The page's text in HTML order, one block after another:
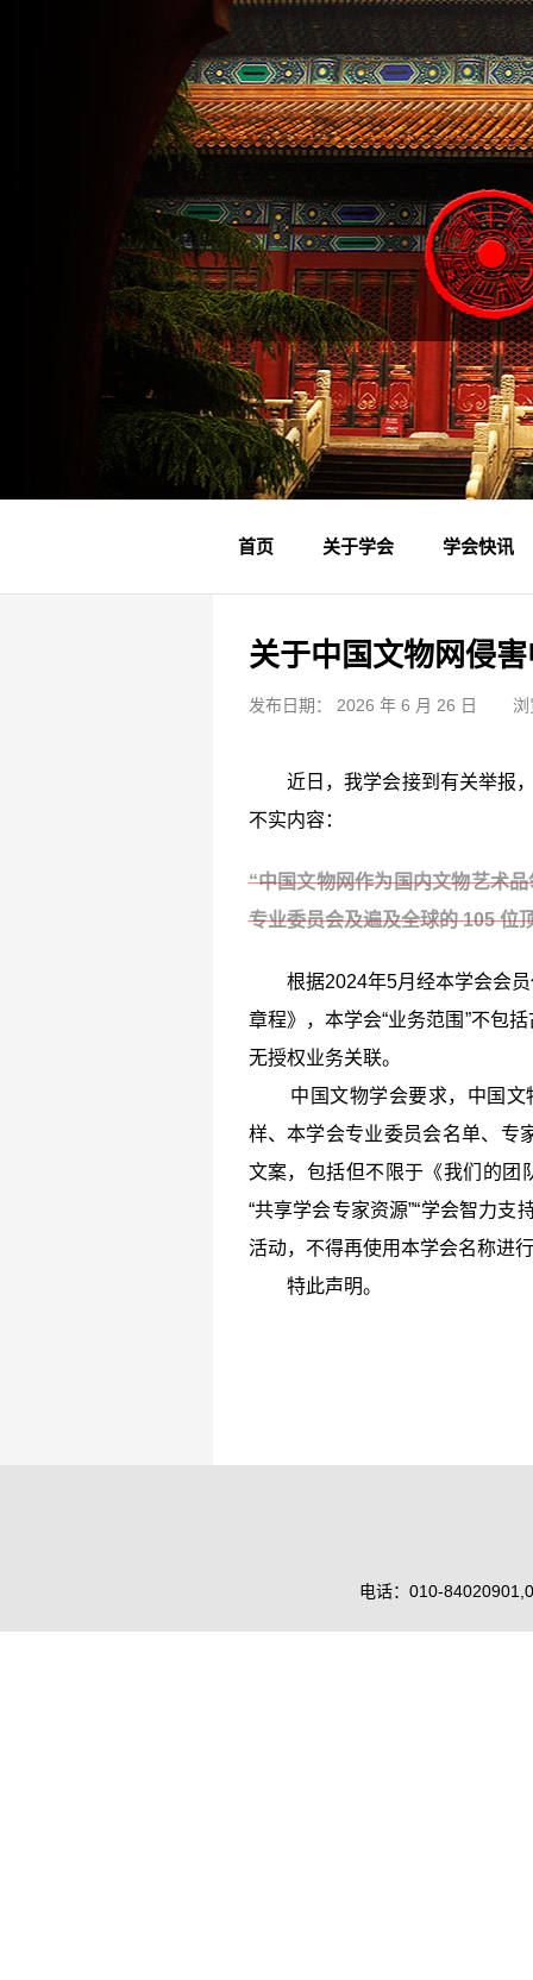
首页 关于学会
学会简介
章程制度
领导成员
理事名单
专家委员会
学术专家
学会会标
学会年鉴
学会快讯
学会动态
文物要闻
关于中国文物网侵
发布日期： 2026 年 6 月 26 日
近日，我学会接到有关举报，
不实内容：
“中国文物网作为国内文物艺术
专业委员会及遍及全球的 105
根据2024年5月经本学会会员
章程》，本学会“业务范围”不包
无授权业务关联。
中国文物学会要求，中国文物
样、本学会专业委员会名单、专
文案，包括但不限于《我们的团
“共享学会专家资源”“学会智力
活动，不得再使用本学会名称进
特此声明。
电话：010-